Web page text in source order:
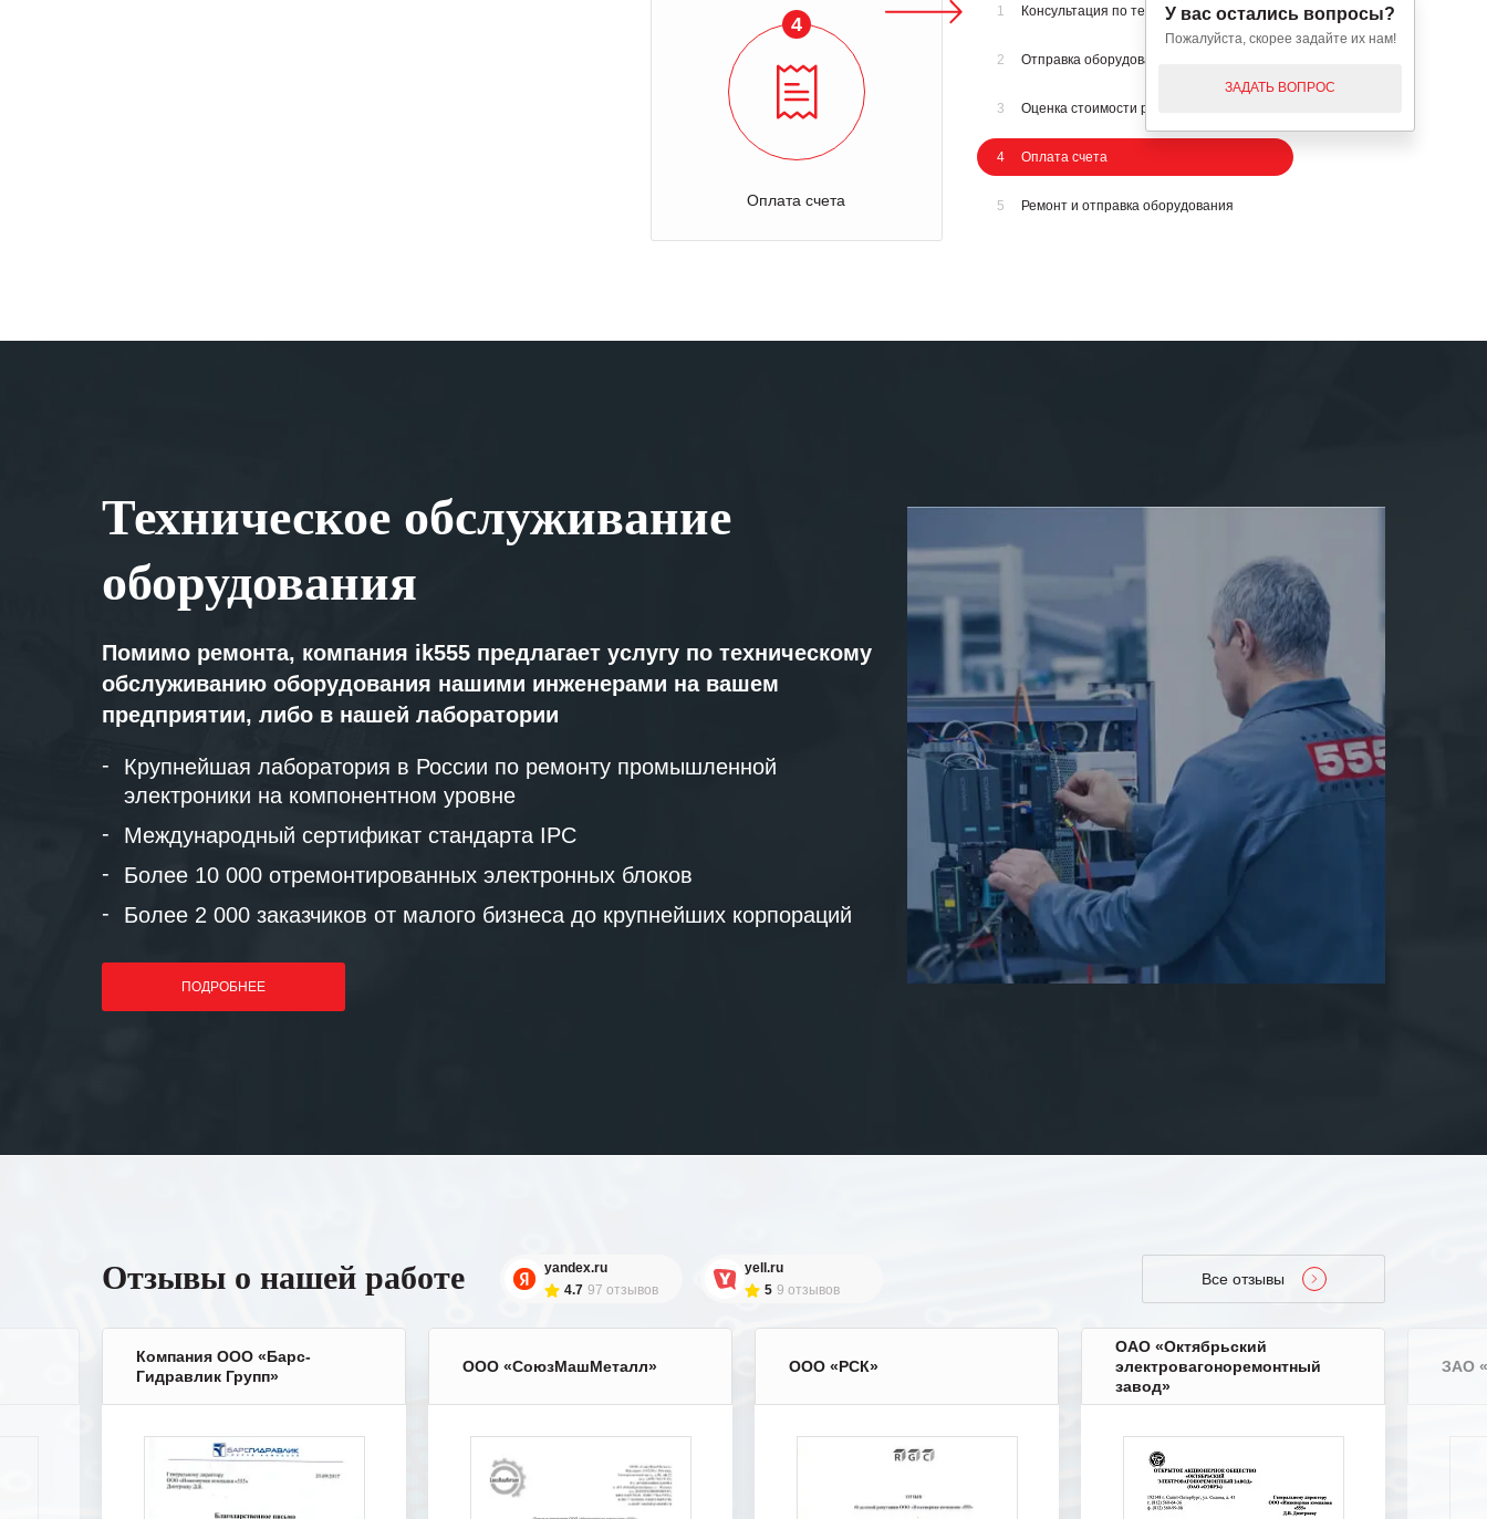
4
Оплата счета
1 Консультация по телефону
2 Отправка оборудования на осмотр
3 Оценка стоимости ремонта
4 Оплата счета
5 Ремонт и отправка оборудования
Техническое обслуживание
оборудования
Помимо ремонта, компания ik555 предлагает услугу по техническому
обслуживанию оборудования нашими инженерами на вашем
предприятии, либо в нашей лаборатории
Крупнейшая лаборатория в России по ремонту промышленной
электроники на компонентном уровне
Международный сертификат стандарта IPC
Более 10 000 отремонтированных электронных блоков
Более 2 000 заказчиков от малого бизнеса до крупнейших корпораций
ПОДРОБНЕЕ
Отзывы о нашей работе
yandex.ru
4.7 97 отзывов
yell.ru
5 9 отзывов
Все отзывы
Компания ООО «Барс-
Гидравлик Групп»
ООО «СоюзМашМеталл» ООО «РСК»
ОАО «Октябрьский
электровагоноремонтный
завод»
ЗАО
У вас остались вопросы?
Пожалуйста, скорее задайте их нам!
ЗАДАТЬ ВОПРОС